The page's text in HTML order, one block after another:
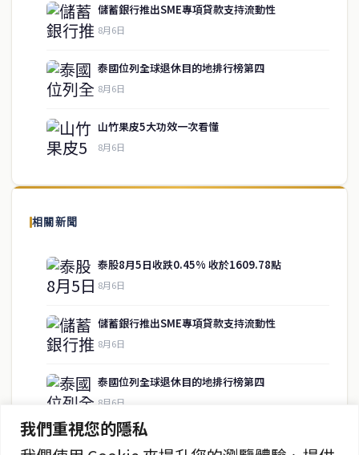
我們重視您的隱私
儲蓄銀行推出SME專項貸款支持流動性
8月6日
泰國位列全球退休目的地排行榜第四
8月6日
山竹果皮5大功效一次看懂
8月6日
相關新聞
泰股8月5日收跌0.45% 收於1609.78點
8月6日
儲蓄銀行推出SME專項貸款支持流動性
8月6日
泰國位列全球退休目的地排行榜第四
8月6日
數字部嚴打電詐 加速返還受害者資金
關於我們
泰國中文新聞（TCN）是一家總部設於曼谷的中文新聞媒體，致力於
供即時、客觀、多元的中文新聞內容。
房地產
service@thaichinesenews.com